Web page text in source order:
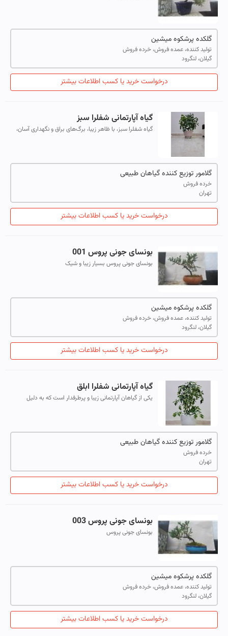
گلکده پرشکوه میشین
تولید کننده، عمده فروش، خرده فروش
گیلان، لنگرود
درخواست خرید یا کسب اطلاعات بیشتر
گیاه آپارتمانی شفلرا سبز
گیاه شفلرا سبز، با ظاهر زیبا، برگ‌های براق و نگهداری آسان،
گلامور توزیع کننده گیاهان طبیعی
خرده فروش
تهران
درخواست خرید یا کسب اطلاعات بیشتر
بونسای جونی پروس 001
بونسای جونی پروس بسیار زیبا و شیک
گلکده پرشکوه میشین
تولید کننده، عمده فروش، خرده فروش
گیلان، لنگرود
درخواست خرید یا کسب اطلاعات بیشتر
گیاه آپارتمانی شفلرا ابلق
یکی از گیاهان آپارتمانی زیبا و پرطرفدار است که به دلیل
گلامور توزیع کننده گیاهان طبیعی
خرده فروش
تهران
درخواست خرید یا کسب اطلاعات بیشتر
بونسای جونی پروس 003
بونسای جونی پروس
گلکده پرشکوه میشین
تولید کننده، عمده فروش، خرده فروش
گیلان، لنگرود
درخواست خرید یا کسب اطلاعات بیشتر